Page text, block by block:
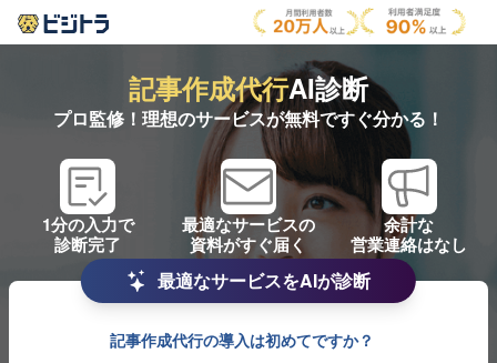
記事作成代行AI診断
プロ監修！理想のサービスが無料ですぐ分かる！
1分の入力で
診断完了
最適なサービスの
資料がすぐ届く
余計な
営業連絡はなし
最適なサービスをAIが診断
記事作成代行の導入は初めてですか？